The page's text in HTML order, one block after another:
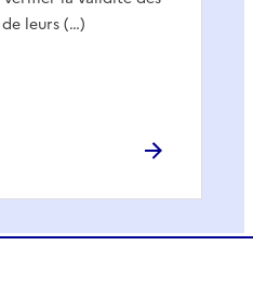
leurs (…)